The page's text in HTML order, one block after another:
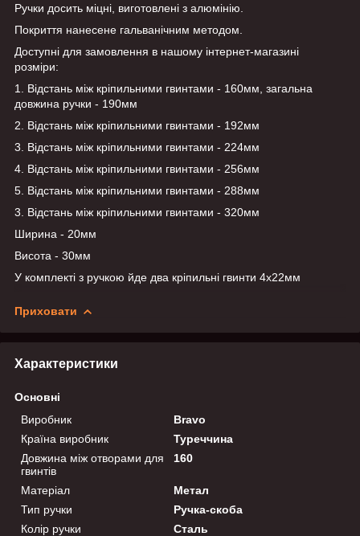
Ручки досить міцні, виготовлені з алюмінію.
Покриття нанесене гальванічним методом.
Доступні для замовлення в нашому інтернет-магазині
розміри:
1. Відстань між кріпильними гвинтами - 160мм, загальна
довжина ручки - 190мм
2. Відстань між кріпильними гвинтами - 192мм
3. Відстань між кріпильними гвинтами - 224мм
4. Відстань між кріпильними гвинтами - 256мм
5. Відстань між кріпильними гвинтами - 288мм
3. Відстань між кріпильними гвинтами - 320мм
Ширина - 20мм
Висота - 30мм
У комплекті з ручкою йде два кріпильні гвинти 4х22мм
Приховати
Характеристики
Основні
Виробник
Bravo
Країна виробник
Туреччина
Довжина між отворами для
гвинтів
160
Матеріал
Метал
Тип ручки
Ручка-скоба
Колір ручки
Сталь